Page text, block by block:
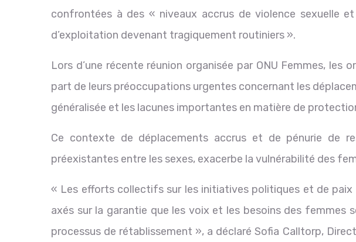
confrontées à des « niveaux accrus de violence sexuelle
d’exploitation devenant tragiquement routiniers ».
Lors d’une récente réunion organisée par ONU Femmes,
part de leurs préoccupations urgentes concernant les
généralisée et les lacunes importantes en matière de
Ce contexte de déplacements accrus et de pénurie de
préexistantes entre les sexes, exacerbe la vulnérabilité des
« Les efforts collectifs sur les initiatives politiques et de paix
axés sur la garantie que les voix et les besoins des femmes
processus de rétablissement », a déclaré Sofia Calltorp,